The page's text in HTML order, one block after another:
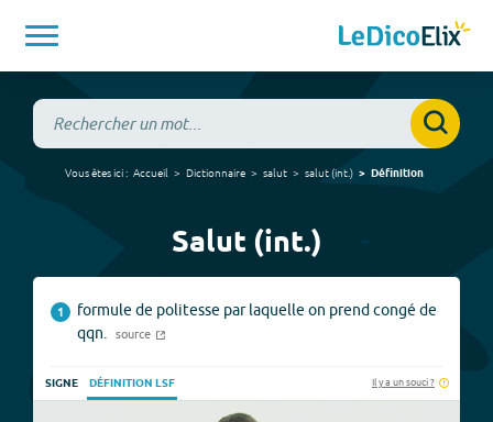
Vous êtes ici : Accueil Dictionnaire salut salut(int.) Définition
Salut (int.)
1
formule de politesse par laquelle on prend congé de
qqn.
source
SIGNE DÉFINITION LSF Il y a un souci ?